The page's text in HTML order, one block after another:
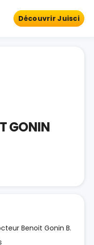
Découvrir Juisci
GONIN
Benoit Gonin B.